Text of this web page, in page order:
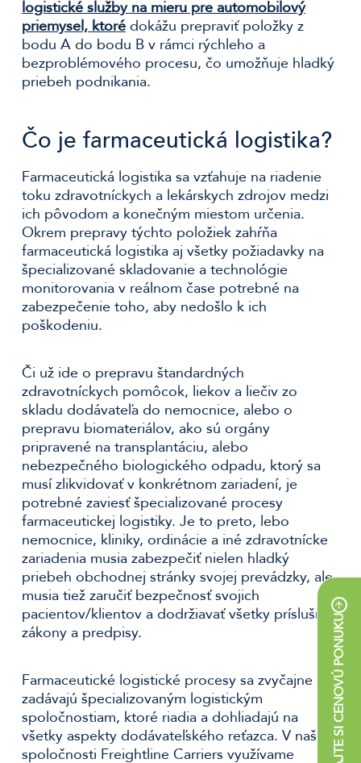
VYŽIADAJTE SI CENOVÚ PONUKU
logistické služby na mieru pre automobilový
priemysel, ktorédokážu prepraviť položky z
bodu A do bodu B v rámci rýchleho a
bezproblémového procesu, čo umožňuje hladký
priebeh podnikania.
Čo je farmaceutická logistika?
Farmaceutická logistika sa vzťahuje na riadenie
toku zdravotníckych a lekárskych zdrojov medzi
ich pôvodom a konečným miestom určenia.
Okrem prepravy týchto položiek zahŕňa
farmaceutická logistika aj všetky požiadavky na
špecializované skladovanie a technológie
monitorovania v reálnom čase potrebné na
zabezpečenie toho, aby nedošlo k ich
poškodeniu.
Či už ide o prepravu štandardných
zdravotníckych pomôcok, liekov a liečiv zo
skladu dodávateľa do nemocnice, alebo o
prepravu biomateriálov, ako sú orgány
pripravené na transplantáciu, alebo
nebezpečného biologického odpadu, ktorý sa
musí zlikvidovať v konkrétnom zariadení, je
potrebné zaviesť špecializované procesy
farmaceutickej logistiky. Je to preto, lebo
nemocnice, kliniky, ordinácie a iné zdravotnícke
zariadenia musia zabezpečiť nielen hladký
priebeh obchodnej stránky svojej prevádzky, ale
musia tiež zaručiť bezpečnosť svojich
pacientov/klientov a dodržiavať všetky príslušné
zákony a predpisy.
Farmaceutické logistické procesy sa zvyčajne
zadávajú špecializovaným logistickým
spoločnostiam, ktoré riadia a dohliadajú na
všetky aspekty dodávateľského reťazca. V našej
spoločnosti Freightline Carriers využívame